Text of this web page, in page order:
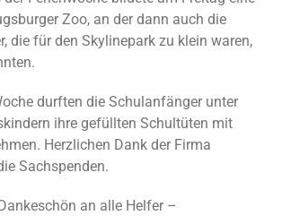
Zoo, an der dann auch die
die für den Skylinepark zu klein waren,
durften die Schulanfänger unter
ihre gefüllten Schultüten mit
Herzlichen Dank der Firma
Sachspenden.
an alle Helfer –